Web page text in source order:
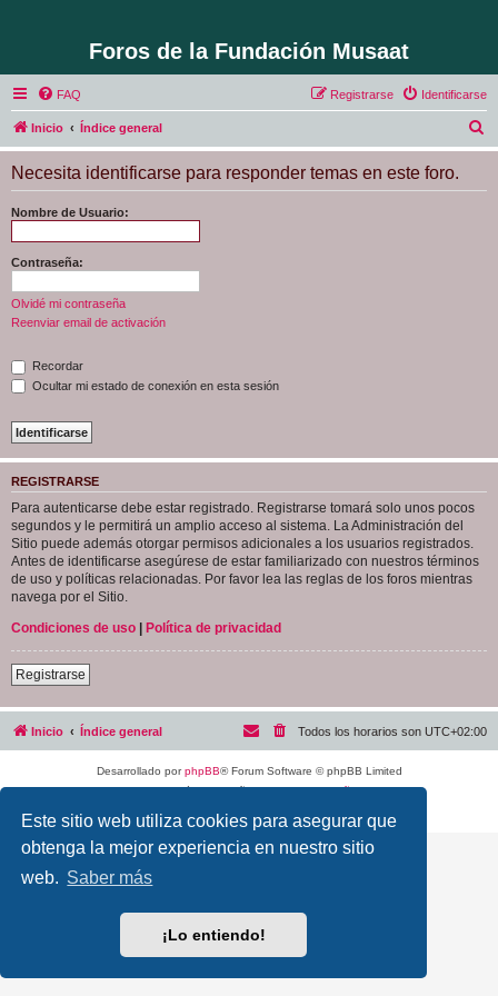
Este sitio web utiliza cookies para asegurar que
obtenga la mejor experiencia en nuestro sitio
web. Saber más
¡Lo entiendo!
Foros de la Fundación Musaat
FAQ Identificarse
Registrarse
Inicio Índice general
u
Necesita identificarse para responder temas en este foro.
Nombre de Usuario:
Contraseña:
Olvidé mi contraseña
Reenviar email de activación
Recordar
Ocultar mi estado de conexión en esta sesión
REGISTRARSE
Para autenticarse debe estar registrado. Registrarse tomará solo unos pocos
segundos y le permitirá un amplio acceso al sistema. La Administración del
Sitio puede además otorgar permisos adicionales a los usuarios registrados.
Antes de identificarse asegúrese de estar familiarizado con nuestros términos
de uso y políticas relacionadas. Por favor lea las reglas de los foros mientras
navega por el Sitio.
Condiciones de uso | Política de privacidad
Registrarse
Inicio Índice general Todos los horarios son UTC+02:00
Desarrollado porphpBB® Forum Software © phpBB Limited
Traducción al español porphpBB España